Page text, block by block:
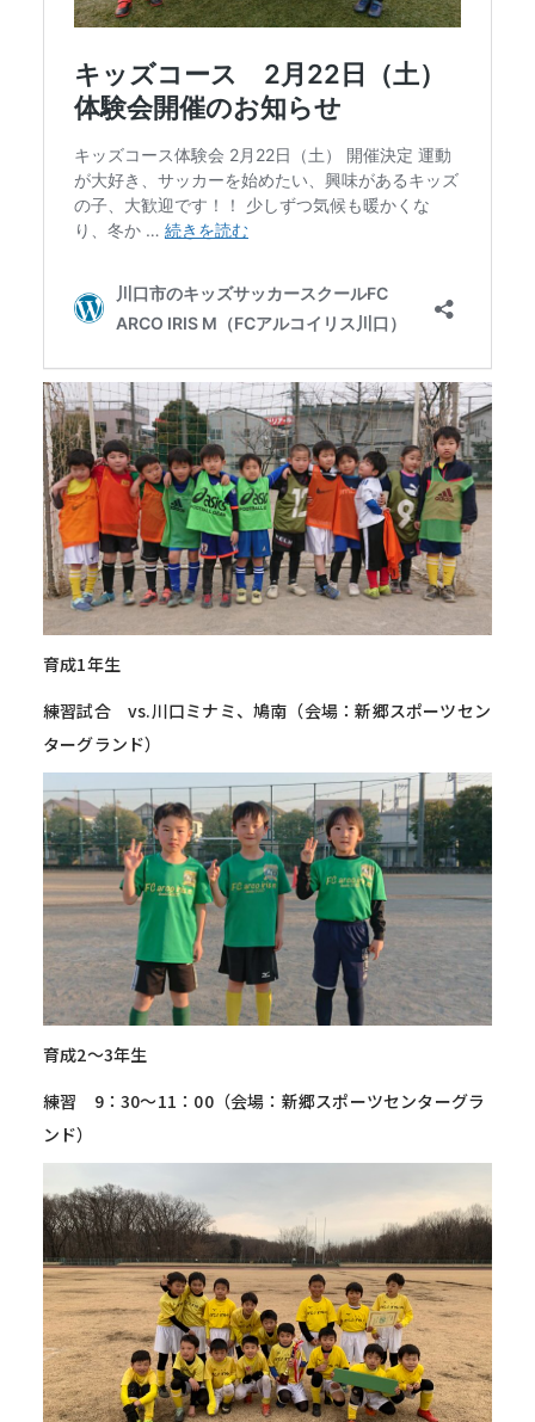
育成1年生
練習試合 vs.川口ミナミ、鳩南（会場：新郷スポーツセン
ターグランド）
育成2～3年生
練習 9：30～11：00（会場：新郷スポーツセンターグラ
ンド）